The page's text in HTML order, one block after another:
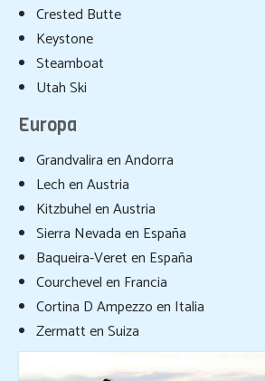
Crested Butte
Keystone
Steamboat
Utah Ski
Europa
Grandvalira en Andorra
Lech en Austria
Kitzbuhel en Austria
Sierra Nevada en España
Baqueira-Veret en España
Courchevel en Francia
Cortina D Ampezzo en Italia
Zermatt en Suiza